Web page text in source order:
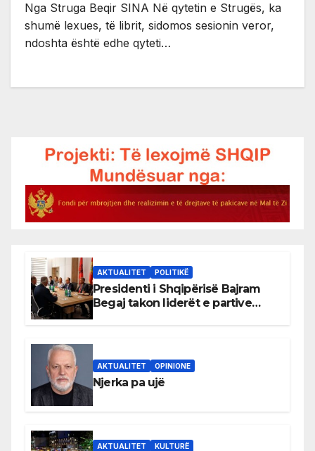
Nga Struga Beqir SINA Në qytetin e Strugës, ka
shumë lexues, të librit, sidomos sesionin veror,
ndoshta është edhe qyteti…
AKTUALITET POLITIKË
Presidenti i Shqipërisë Bajram
Begaj takon liderët e partive
AKTUALITET OPINIONE
Njerka pa ujë
AKTUALITET KULTURË